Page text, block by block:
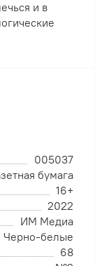
и в
005037
бумага
16+
2022
ИМ Медиа
Черно-белые
68